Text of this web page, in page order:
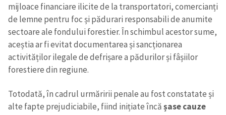
mijloace financiare ilicite de la transportatori, comercianți
de lemne pentru foc și pădurari responsabili de anumite
sectoare ale fondului forestier. În schimbul acestor sume,
aceștia ar fi evitat documentarea și sancționarea
activităților ilegale de defrișare a pădurilor și fâșiilor
forestiere din regiune.
Totodată, în cadrul urmăririi penale au fost constatate și
alte fapte prejudiciabile, fiind inițiate încășase cauze